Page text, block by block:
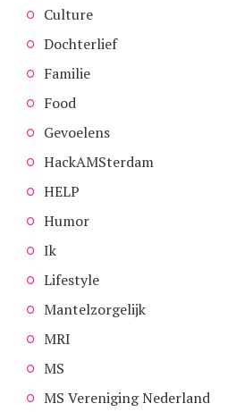
Culture
Dochterlief
Familie
Food
Gevoelens
HackAMSterdam
HELP
Humor
Ik
Lifestyle
Mantelzorgelijk
MRI
MS
MS Vereniging Nederland